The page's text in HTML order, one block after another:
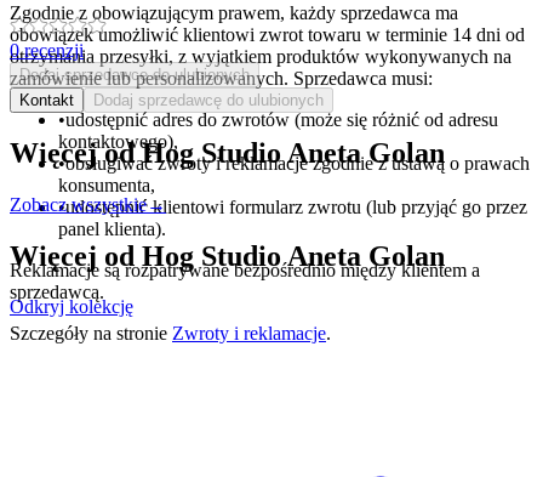
Zgodnie z obowiązującym prawem, każdy sprzedawca ma
obowiązek umożliwić klientowi zwrot towaru w terminie 14 dni od
otrzymania przesyłki, z wyjątkiem produktów wykonywanych na
zamówienie lub personalizowanych. Sprzedawca musi:
•udostępnić adres do zwrotów (może się różnić od adresu
kontaktowego),
•obsługiwać zwroty i reklamacje zgodnie z ustawą o prawach
konsumenta,
•udostępnić klientowi formularz zwrotu (lub przyjąć go przez
panel klienta).
Reklamacje są rozpatrywane bezpośrednio między klientem a
sprzedawcą.
Szczegóły na stronie Zwroty i reklamacje.
0recenzji
Dodaj sprzedawcę do ulubionych
Kontakt
Dodaj sprzedawcę do ulubionych
Więcej odHog Studio Aneta Golan
Zobacz wszystkie→
Więcej od Hog Studio Aneta Golan
Odkryj kolekcję